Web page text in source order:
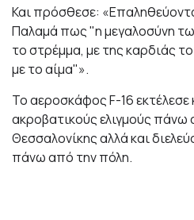
Και πρόσθεσε:
Παλαμά πως "η μεγαλοσύνη
το στρέμμα, με της καρδιάς
με το αίμα"».
Το αεροσκάφος F-16
ακροβατικούς ελιγμούς πάνω
Θεσσαλονίκης αλλά και
πάνω από την πόλη.